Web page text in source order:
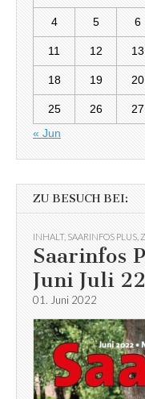
4 5 6
11 12 13
18 19 20
25 26 27
« Jun
ZU BESUCH BEI:
INHALT, SAARINFOS PLUS
Saarinfos
Juni Juli
01. Juni 2022